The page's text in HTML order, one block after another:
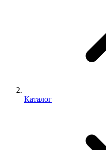
Каталог